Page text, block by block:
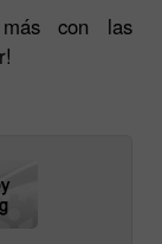
más con las